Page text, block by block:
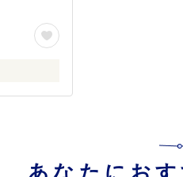
あなたにお